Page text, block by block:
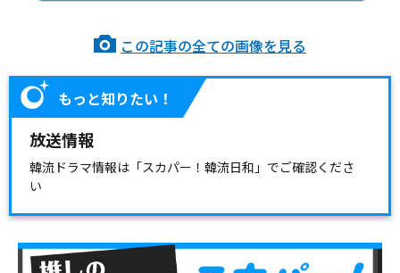
この記事の全ての画像を見る
もっと知りたい！
放送情報
韓流ドラマ情報は「スカパー！韓流日和」でご確認くださ
い